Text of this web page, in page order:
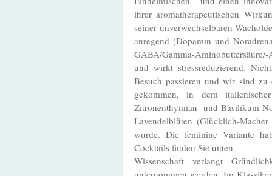
ihrer aromatherapeutischen
seiner unverwechselbaren
anregend (Dopamin und
GABA/Gamma-
und wirkt stressreduzierend.
Besuch passieren und wir sind zu
gekommen, in dem
Zitronenthymian- und Basilikum-
Lavendelblüten (Glücklich-
wurde. Die feminine Variante
Cocktails finden Sie unten.
Wissenschaft verlangt